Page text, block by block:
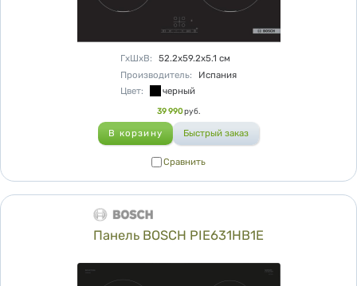
Характеристики
ГхШхВ: 52.2х59.2х5.1 см
Производитель:
Испания
Цвет: черный
39 990 руб.
Сравнить
Панель BOSCH PIE631HB1E